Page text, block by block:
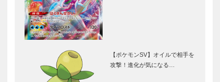
【ポケモンSV】オイルで相手を
攻撃！進化が気になる…